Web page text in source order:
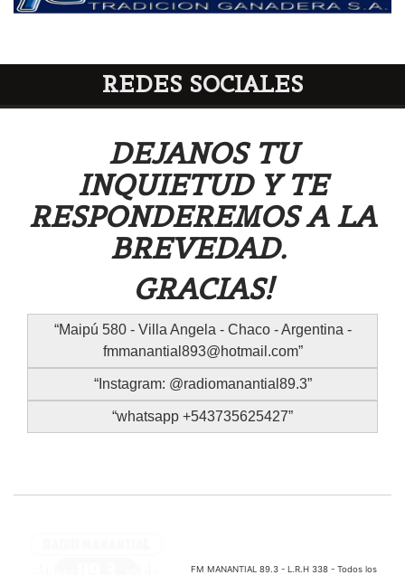
REDES SOCIALES
DEJANOS TU
INQUIETUD Y TE
RESPONDEREMOS A LA
BREVEDAD.
GRACIAS!
Maipú 580 - Villa Angela - Chaco - Argentina -
fmmanantial893@hotmail.com
Instagram: @radiomanantial89.3
whatsapp +543735625427
FM MANANTIAL 89.3 - L.R.H 338 - Todos los